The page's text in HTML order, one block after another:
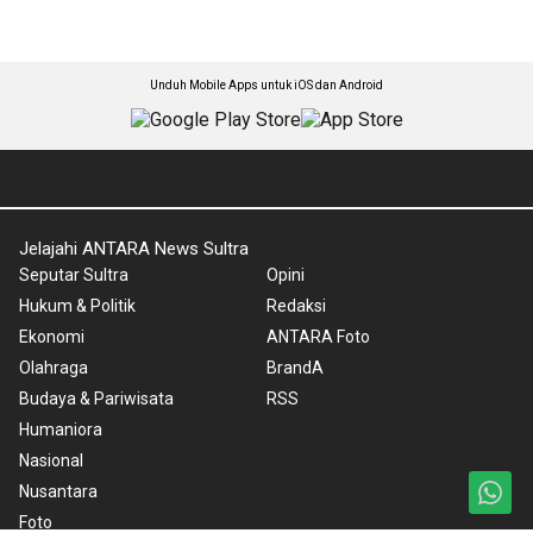
Unduh Mobile Apps untuk iOS dan Android
Jelajahi ANTARA News Sultra
Seputar Sultra
Hukum & Politik
Ekonomi
Olahraga
Budaya & Pariwisata
Humaniora
Nasional
Nusantara
Foto
Opini
Redaksi
ANTARA Foto
BrandA
RSS